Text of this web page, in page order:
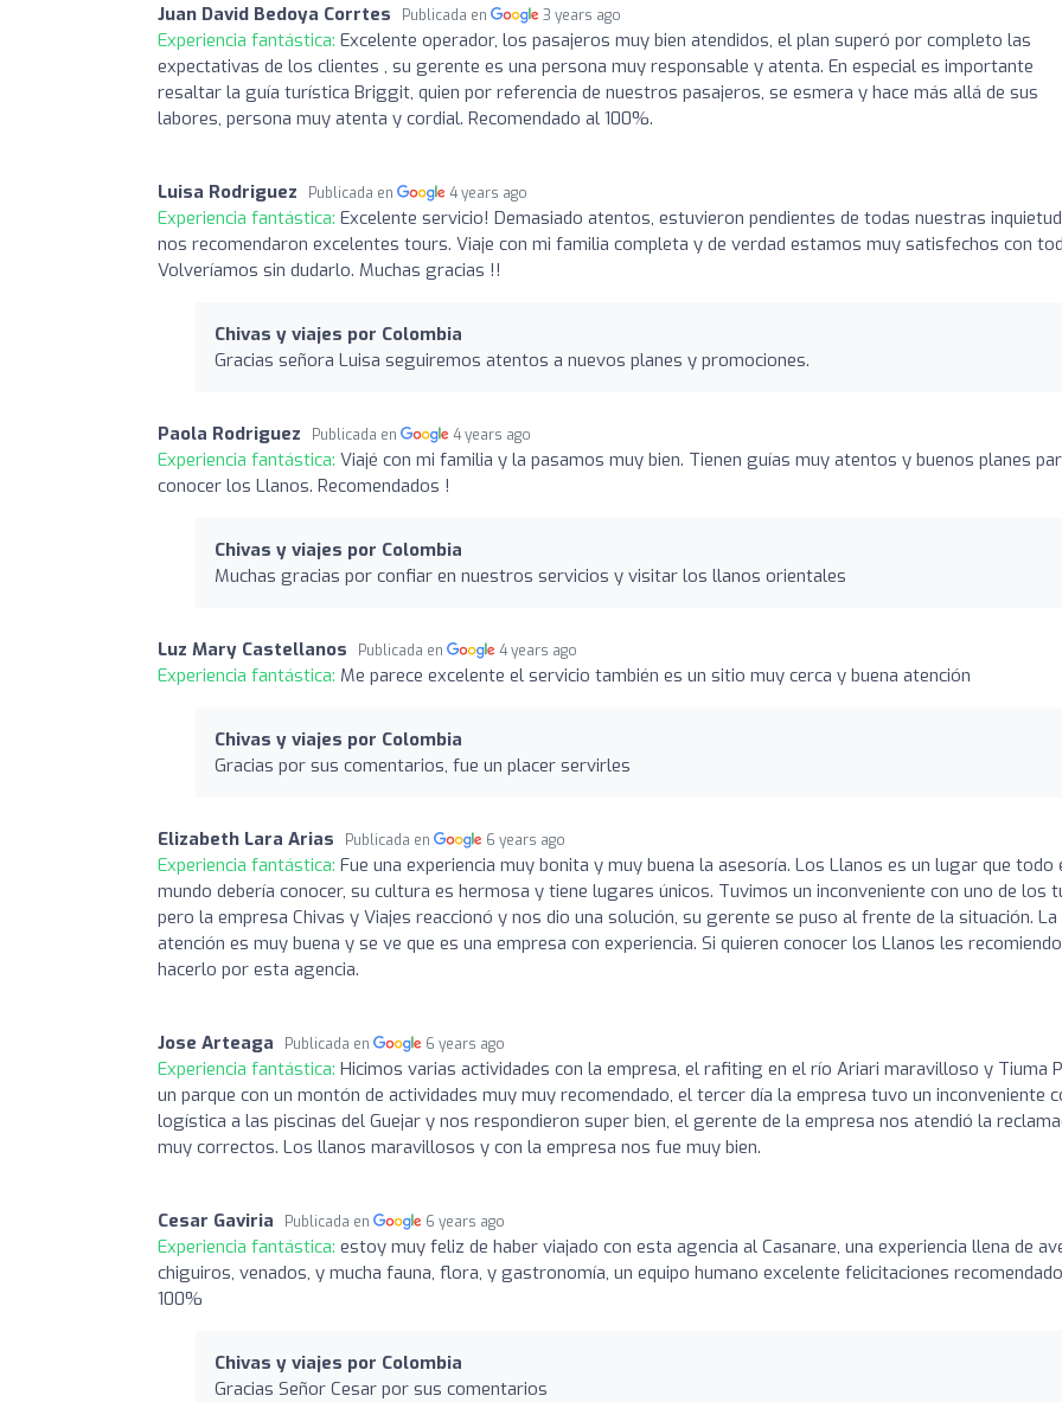
Juan David Bedoya Corrtes Publicada en 3 years ago
Experiencia fantástica: Excelente operador, los pasajeros muy bien atendidos, el plan superó por completo las
expectativas de los clientes , su gerente es una persona muy responsable y atenta. En especial es importante
resaltar la guía turística Briggit, quien por referencia de nuestros pasajeros, se esmera y hace más allá de sus
labores, persona muy atenta y cordial. Recomendado al 100%.
Luisa Rodriguez Publicada en 4 years ago
Experiencia fantástica: Excelente servicio! Demasiado atentos, estuvieron pendientes de todas nuestras
nos recomendaron excelentes tours. Viaje con mi familia completa y de verdad estamos muy satisfechos con
Volveríamos sin dudarlo. Muchas gracias !!
Chivas y viajes por Colombia
Gracias señora Luisa seguiremos atentos a nuevos planes y promociones.
Paola Rodriguez Publicada en 4 years ago
Experiencia fantástica: Viajé con mi familia y la pasamos muy bien. Tienen guías muy atentos y buenos planes
conocer los Llanos. Recomendados !
Chivas y viajes por Colombia
Muchas gracias por confiar en nuestros servicios y visitar los llanos orientales
Luz Mary Castellanos Publicada en 4 years ago
Experiencia fantástica: Me parece excelente el servicio también es un sitio muy cerca y buena atención
Chivas y viajes por Colombia
Gracias por sus comentarios, fue un placer servirles
Elizabeth Lara Arias Publicada en 6 years ago
Experiencia fantástica: Fue una experiencia muy bonita y muy buena la asesoría. Los Llanos es un lugar que todo
mundo debería conocer, su cultura es hermosa y tiene lugares únicos. Tuvimos un inconveniente con uno de los
pero la empresa Chivas y Viajes reaccionó y nos dio una solución, su gerente se puso al frente de la situación. La
atención es muy buena y se ve que es una empresa con experiencia. Si quieren conocer los Llanos les recomiendo
hacerlo por esta agencia.
Jose Arteaga Publicada en 6 years ago
Experiencia fantástica: Hicimos varias actividades con la empresa, el rafiting en el río Ariari maravilloso y Tiuma
un parque con un montón de actividades muy muy recomendado, el tercer día la empresa tuvo un inconveniente
logística a las piscinas del Guejar y nos respondieron super bien, el gerente de la empresa nos atendió la
muy correctos. Los llanos maravillosos y con la empresa nos fue muy bien.
Cesar Gaviria Publicada en 6 years ago
Experiencia fantástica: estoy muy feliz de haber viajado con esta agencia al Casanare, una experiencia llena de
chiguiros, venados, y mucha fauna, flora, y gastronomía, un equipo humano excelente felicitaciones recomendado
100%
Chivas y viajes por Colombia
Gracias Señor Cesar por sus comentarios